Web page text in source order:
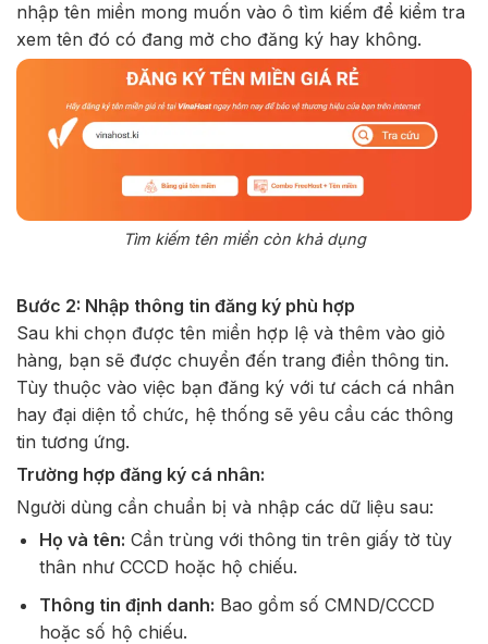
nhập tên miền mong muốn vào ô tìm kiếm để kiểm tra
xem tên đó có đang mở cho đăng ký hay không.
Tìm kiếm tên miền còn khả dụng
Bước 2: Nhập thông tin đăng ký phù hợp
Sau khi chọn được tên miền hợp lệ và thêm vào giỏ
hàng, bạn sẽ được chuyển đến trang điền thông tin.
Tùy thuộc vào việc bạn đăng ký với tư cách cá nhân
hay đại diện tổ chức, hệ thống sẽ yêu cầu các thông
tin tương ứng.
Trường hợp đăng ký cá nhân:
Người dùng cần chuẩn bị và nhập các dữ liệu sau:
Họ và tên: Cần trùng với thông tin trên giấy tờ tùy
thân như CCCD hoặc hộ chiếu.
Thông tin định danh: Bao gồm số CMND/CCCD
hoặc số hộ chiếu.